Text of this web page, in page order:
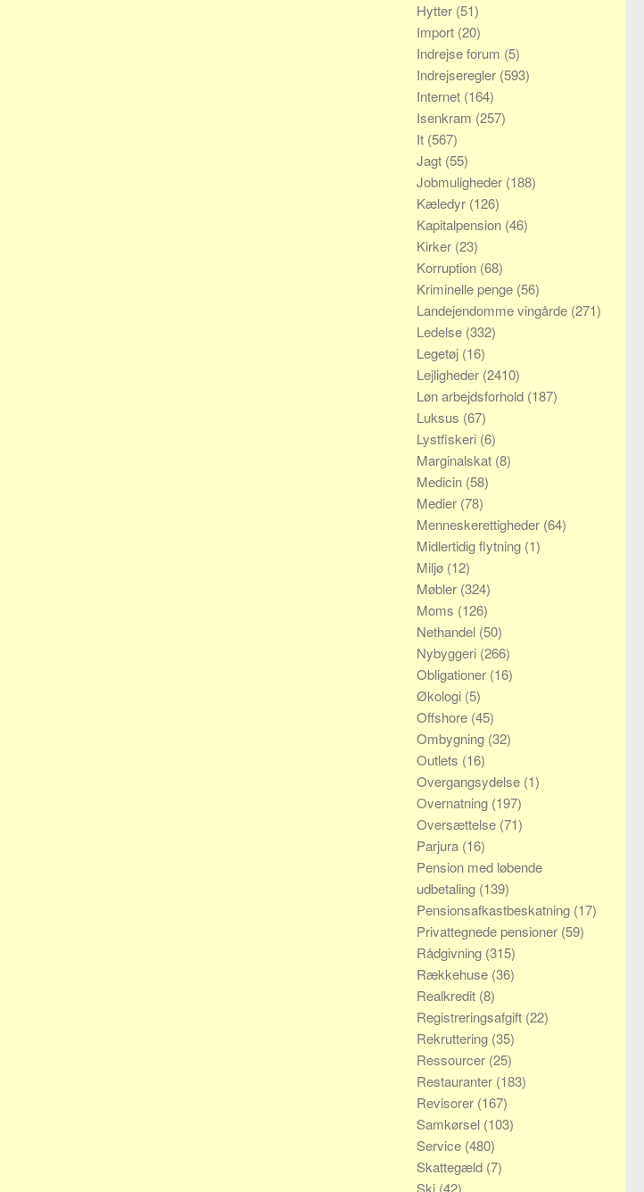
Hytter (51)
Import (20)
Indrejse forum (5)
Indrejseregler (593)
Internet (164)
Isenkram (257)
It (567)
Jagt (55)
Jobmuligheder (188)
Kæledyr (126)
Kapitalpension (46)
Kirker (23)
Korruption (68)
Kriminelle penge (56)
Landejendomme vingårde (271)
Ledelse (332)
Legetøj (16)
Lejligheder (2410)
Løn arbejdsforhold (187)
Luksus (67)
Lystfiskeri (6)
Marginalskat (8)
Medicin (58)
Medier (78)
Menneskerettigheder (64)
Midlertidig flytning (1)
Miljø (12)
Møbler (324)
Moms (126)
Nethandel (50)
Nybyggeri (266)
Obligationer (16)
Økologi (5)
Offshore (45)
Ombygning (32)
Outlets (16)
Overgangsydelse (1)
Overnatning (197)
Oversættelse (71)
Parjura (16)
Pension med løbende
udbetaling (139)
Pensionsafkastbeskatning (17)
Privattegnede pensioner (59)
Rådgivning (315)
Rækkehuse (36)
Realkredit (8)
Registreringsafgift (22)
Rekruttering (35)
Ressourcer (25)
Restauranter (183)
Revisorer (167)
Samkørsel (103)
Service (480)
Skattegæld (7)
Ski (42)